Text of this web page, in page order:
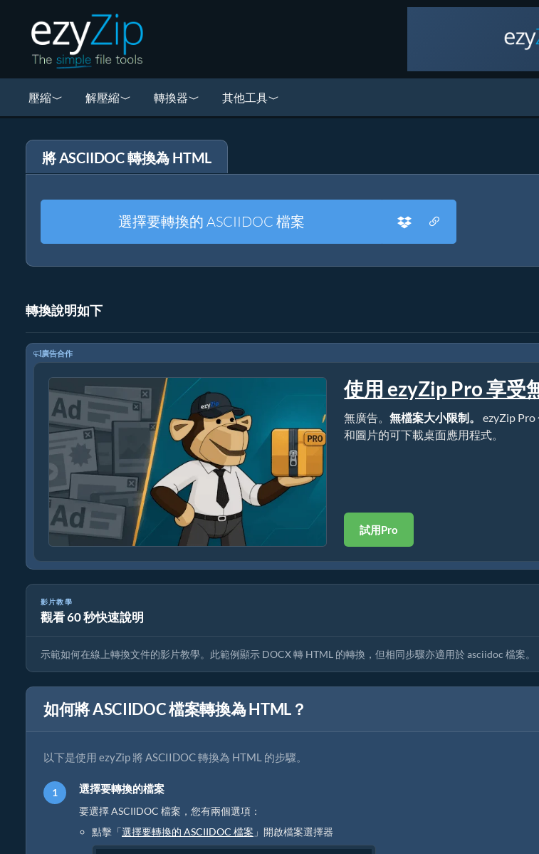
壓縮 解壓縮 轉換器 其他工具
將 ASCIIDOC 轉換為 HTML
選擇要轉換的 ASCIIDOC 檔案
轉換說明如下
廣告合作
使用 ezyZip Pro 享受
無廣告。無檔案大小限制。
ezyZip
和圖片的可下載桌面應用程式。
試用Pro
影片教學
觀看 60 秒快速說明
如何在線上轉換文件
示範如何在線上轉換文件的影片教學。此範例顯示 DOCX 轉 HTML 的轉換，但相同步驟亦適用於 asciidoc 檔案。
如何將 ASCIIDOC 檔案轉換為 HTML？
以下是使用 ezyZip 將 ASCIIDOC 轉換為 HTML 的步驟。
選擇要轉換的檔案
要選擇 ASCIIDOC 檔案，您有兩個選項：
點擊「選擇要轉換的 ASCIIDOC 檔案 」開啟檔案選擇器